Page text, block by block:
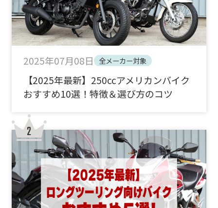
2025年07月08日 全メーカー対象
【2025年最新】250ccアメリカンバイク
おすすめ10選！特徴＆選び方のコツ